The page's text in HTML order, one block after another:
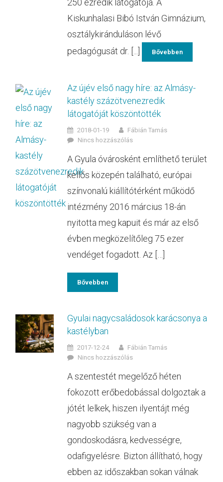
250 ezredik látogatója. A
Kiskunhalasi Bibó István Gimnázium,
osztálykiránduláson lévő
pedagógusát dr. [...]
Bővebben
Az újév első nagy híre: az Almásy-
kastély százötvenezredik
látogatóját köszöntötték
2018-01-19
Fábián Tamás
Nincs hozzászólás
A Gyula óvárosként említhető terület
kellős közepén található, európai
színvonalú kiállítótérként működő
intézmény 2016 március 18-án
nyitotta meg kapuit és már az első
évben megközelítőleg 75 ezer
vendéget fogadott. Az […]
Bővebben
Gyulai nagycsaládosok karácsonya a
kastélyban
2017-12-24
Fábián Tamás
Nincs hozzászólás
A szentestét megelőző héten
fokozott erőbedobással dolgoztak a
jótét lelkek, hiszen ilyentájt még
nagyobb szükség van a
gondoskodásra, kedvességre,
odafigyelésre. Bizton állítható, hogy
ebben az időszakban sokan válnak